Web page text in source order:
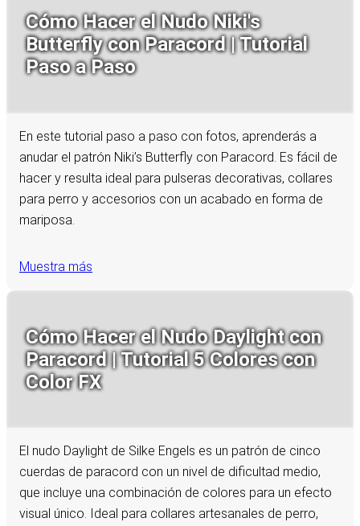
Cómo Hacer el Nudo Niki's
Butterfly con Paracord | Tutorial
Paso a Paso
En este tutorial paso a paso con fotos, aprenderás a
anudar el patrón Niki’s Butterfly con Paracord. Es fácil de
hacer y resulta ideal para pulseras decorativas, collares
para perro y accesorios con un acabado en forma de
mariposa.
Muestra más
Cómo Hacer el Nudo Daylight con
Paracord | Tutorial 5 Colores con
Color FX
El nudo Daylight de Silke Engels es un patrón de cinco
cuerdas de paracord con un nivel de dificultad medio,
que incluye una combinación de colores para un efecto
visual único. Ideal para collares artesanales de perro,